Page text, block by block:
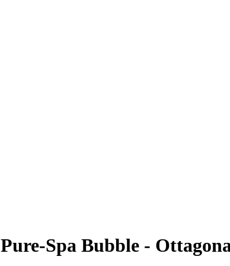
Pure-Spa Bubble -